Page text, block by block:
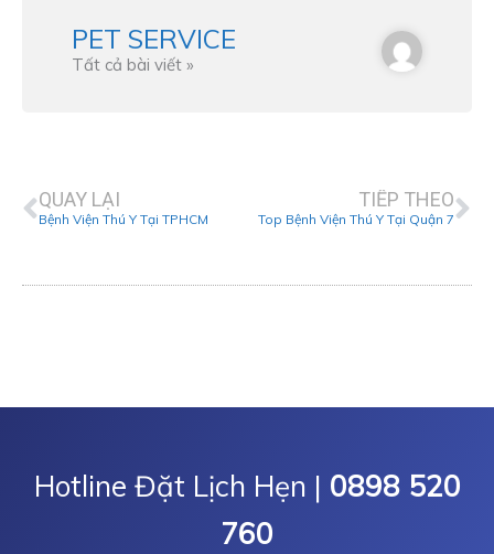
PET SERVICE
Tất cả bài viết »
QUAY LẠI
Bệnh Viện Thú Y Tại TPHCM
TIẾP THEO
Top Bệnh Viện Thú Y Tại Quận 7
Hotline Đặt Lịch Hẹn | 0898 520
760